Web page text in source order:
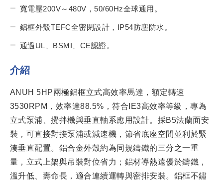
寬電壓200V～480V，50/60Hz全球通用。
鋁框外殼TEFC全密閉設計，IP54防塵防水。
通過UL、BSMI、CE認證。
介紹
ANUH 5HP兩極鋁框立式高效率馬達，額定轉速
3530RPM，效率達88.5%，符合IE3高效率等級，專為
立式泵浦、攪拌機與垂直軸系應用設計。採B5法蘭面安
裝，可直接對接泵浦或減速機，節省底座空間並利於緊
湊垂直配置。鋁合金外殼約為同規鑄鐵的三分之一重
量，立式上架與吊裝對位省力；鋁材導熱遠優於鑄鐵，
溫升低、壽命長，適合連續運轉與密排安裝。鋁框不鏽